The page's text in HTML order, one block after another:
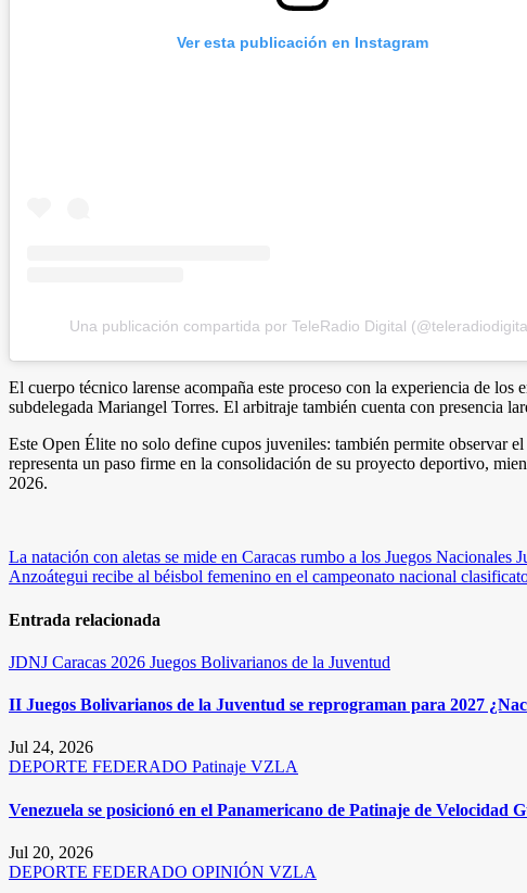
Ver esta publicación en Instagram
Una publicación compartida por TeleRadio Digital
El cuerpo técnico larense acompaña este proceso con la experiencia de
subdelegada Mariangel Torres. El arbitraje también cuenta con presencia
Este Open Élite no solo define cupos juveniles: también permite observar
representa un paso firme en la consolidación de su proyecto deportivo,
2026.
Navegación
de
entradas
La natación con aletas se mide en Caracas rumbo a los Juegos Nacionales
Anzoátegui recibe al béisbol femenino en el campeonato nacional
Entrada relacionada
JDNJ Caracas 2026 Juegos Bolivarianos de la Juventud
II Juegos Bolivarianos de la Juventud se reprograman para 2027
Jul 24, 2026
DEPORTE FEDERADO Patinaje VZLA
Venezuela se posicionó en el Panamericano de Patinaje de Velocidad
Jul 20, 2026
DEPORTE FEDERADO OPINIÓN VZLA